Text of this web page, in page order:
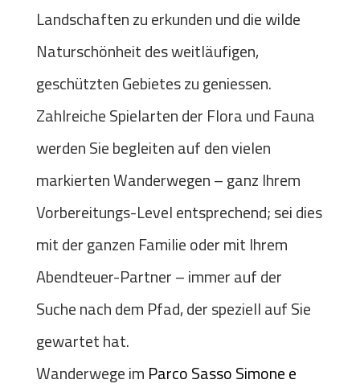
Landschaften zu erkunden und die wilde
Naturschönheit des weitläufigen,
geschützten Gebietes zu geniessen.
Zahlreiche Spielarten der Flora und Fauna
werden Sie begleiten auf den vielen
markierten Wanderwegen – ganz Ihrem
Vorbereitungs-Level entsprechend; sei dies
mit der ganzen Familie oder mit Ihrem
Abendteuer-Partner – immer auf der
Suche nach dem Pfad, der speziell auf Sie
gewartet hat.
Wanderwege im Parco Sasso Simone e